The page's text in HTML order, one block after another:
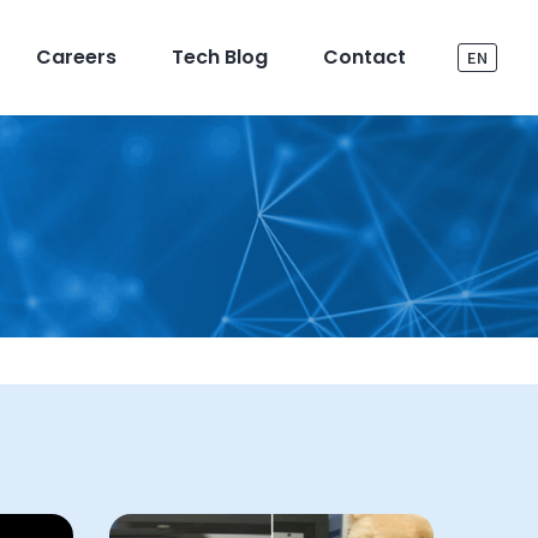
Careers Tech Blog Contact EN